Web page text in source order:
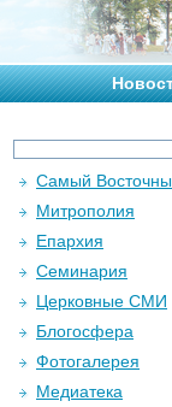
Самый
Митрополия
Епархия
Семинария
Церковные СМИ
Блогосфера
Фотогалерея
Медиатека